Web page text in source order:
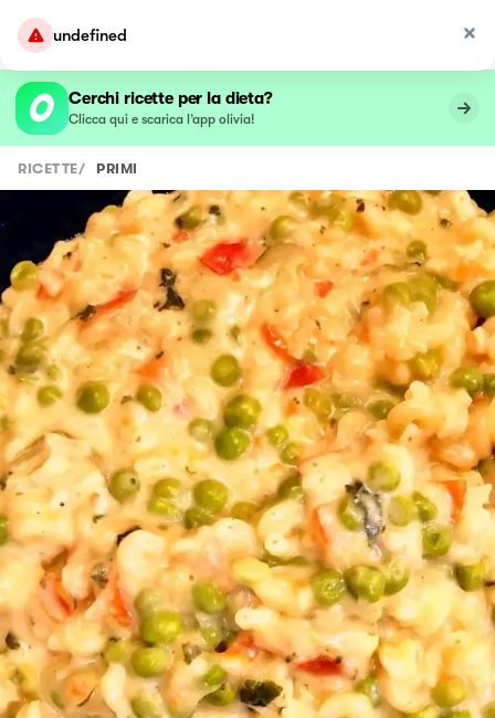
undefined
Cerchi ricette per la dieta?
Clicca qui e scarica l’app olivia!
RICETTE/ PRIMI